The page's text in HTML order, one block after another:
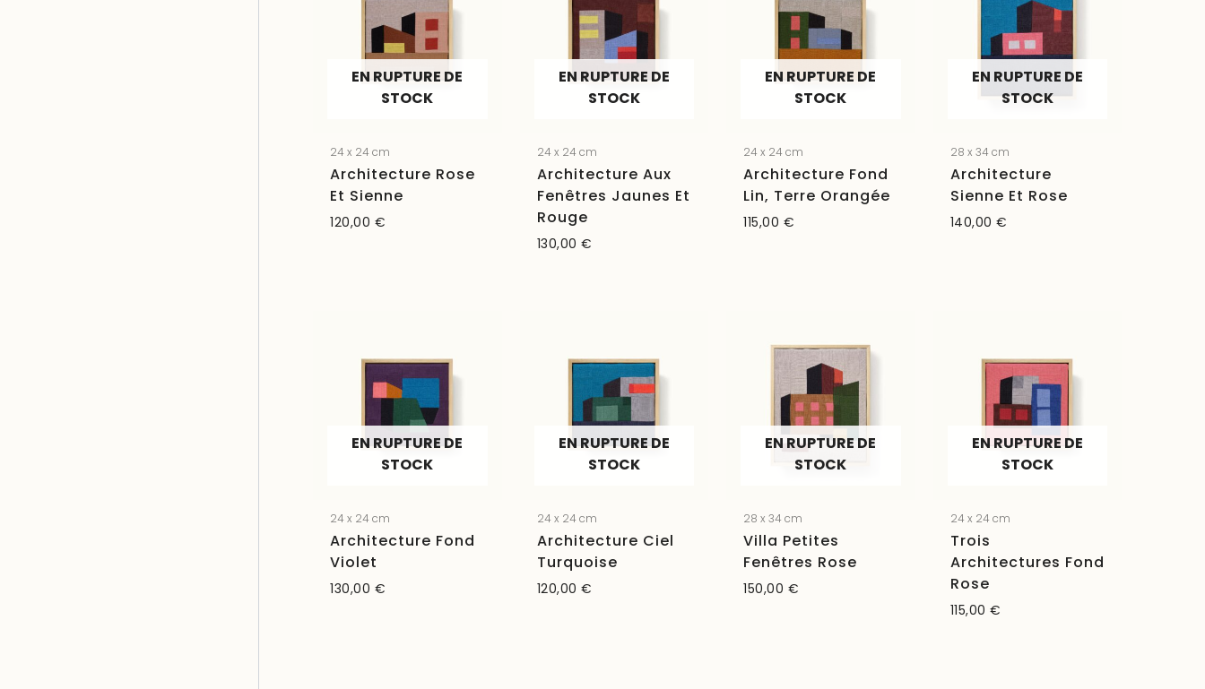
EN RUPTURE DE
STOCK
24 x 24 cm
Architecture Rose
Et Sienne
120,00 €
EN RUPTURE DE
STOCK
24 x 24 cm
Architecture Aux
Fenêtres Jaunes Et
Rouge
130,00€
EN RUPTURE DE
STOCK
24 x 24 cm
Architecture Fond
Lin, Terre Orangée
115,00 €
EN RUPTURE DE
STOCK
28 x 34 cm
Architecture
Sienne Et Rose
140,00€
EN RUPTURE DE
STOCK
24 x 24 cm
Architecture Fond
Violet
130,00 €
EN RUPTURE DE
STOCK
24 x 24 cm
Architecture Ciel
Turquoise
120,00€
EN RUPTURE DE
STOCK
28 x 34 cm
Villa Petites
Fenêtres Rose
150,00 €
EN RUPTURE DE
STOCK
24 x 24 cm
Trois
Architectures Fond
Rose
115,00€